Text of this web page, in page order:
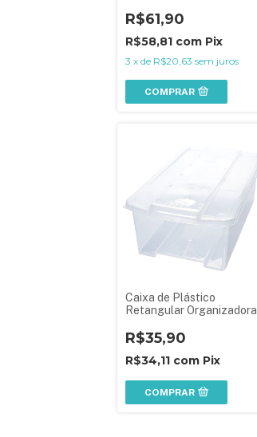
Laterais Gran Box
R$61,90
R$58,81 com Pix
3 x de R$20,63 sem juros
COMPRAR
Caixa de Plástico
Retangular Organizadora
Empilhável Grande
R$35,90
R$34,11 com Pix
COMPRAR